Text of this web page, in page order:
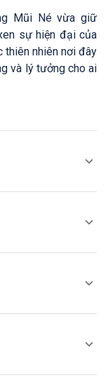
Mũi Né vừa giữ
sự hiện đại của
thiên nhiên nơi đây
và lý tưởng cho ai